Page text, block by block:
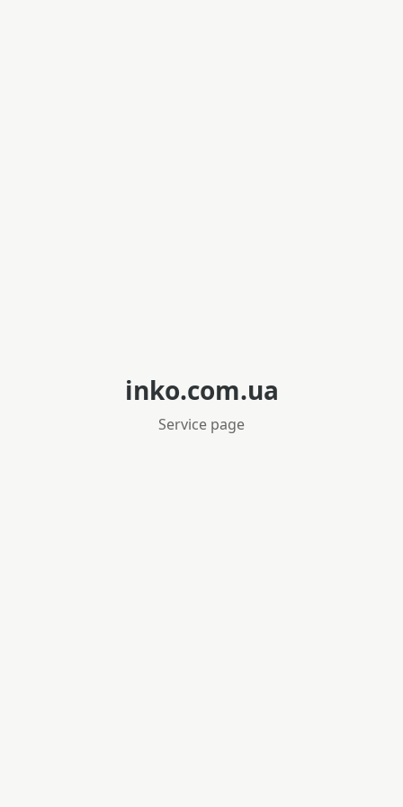
inko.com.ua
Service page